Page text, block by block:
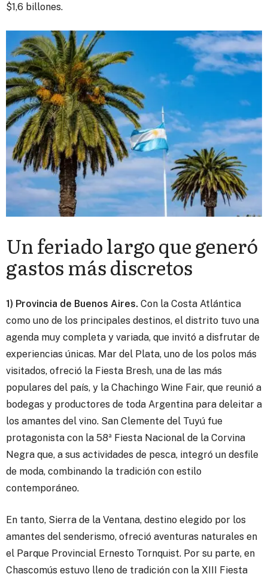
$1,6 billones.
Un feriado largo que generó
gastos más discretos
1) Provincia de Buenos Aires. Con la Costa Atlántica
como uno de los principales destinos, el distrito tuvo una
agenda muy completa y variada, que invitó a disfrutar de
experiencias únicas. Mar del Plata, uno de los polos más
visitados, ofreció la Fiesta Bresh, una de las más
populares del país, y la Chachingo Wine Fair, que reunió a
bodegas y productores de toda Argentina para deleitar a
los amantes del vino. San Clemente del Tuyú fue
protagonista con la 58ª Fiesta Nacional de la Corvina
Negra que, a sus actividades de pesca, integró un desfile
de moda, combinando la tradición con estilo
contemporáneo.
En tanto, Sierra de la Ventana, destino elegido por los
amantes del senderismo, ofreció aventuras naturales en
el Parque Provincial Ernesto Tornquist. Por su parte, en
Chascomús estuvo lleno de tradición con la XIII Fiesta